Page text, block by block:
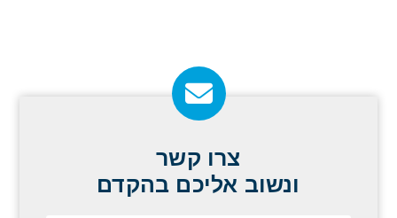
צרו קשר
ונשוב אליכם בהקדם